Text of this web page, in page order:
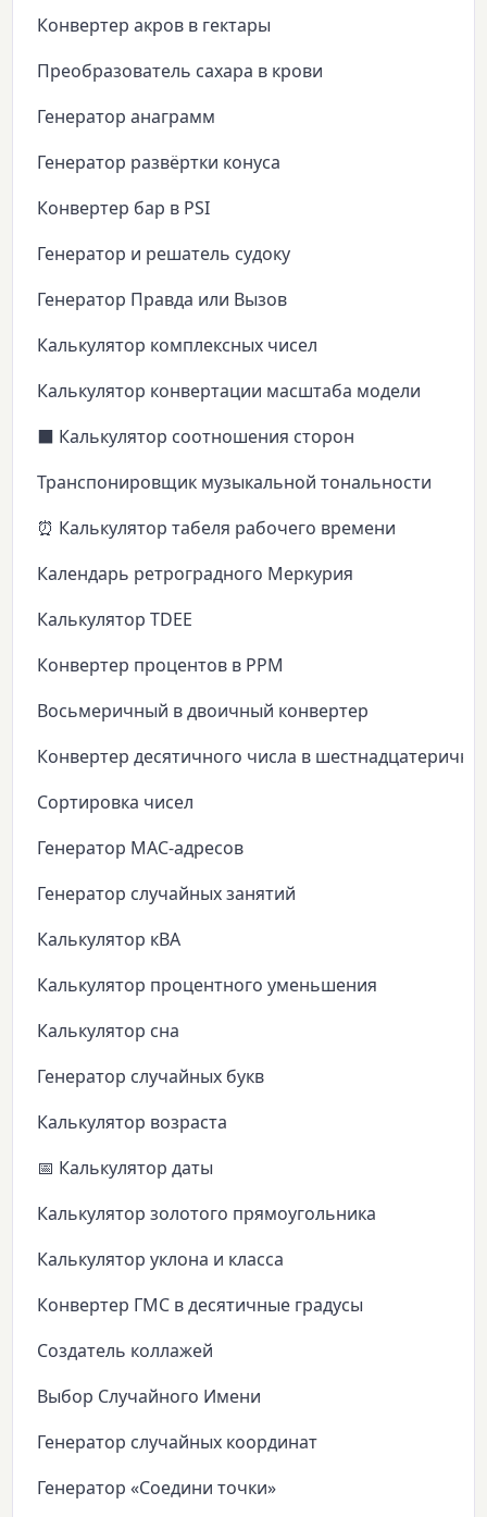
Конвертер акров в гектары
Преобразователь сахара в крови
Генератор анаграмм
Генератор развёртки конуса
Конвертер бар в PSI
Генератор и решатель судоку
Генератор Правда или Вызов
Калькулятор комплексных чисел
Калькулятор конвертации масштаба модели
⬛ Калькулятор соотношения сторон
Транспонировщик музыкальной тональности
⏰ Калькулятор табеля рабочего времени
Календарь ретроградного Меркурия
Калькулятор TDEE
Конвертер процентов в PPM
Восьмеричный в двоичный конвертер
Конвертер десятичного числа в
Сортировка чисел
Генератор MAC-адресов
Генератор случайных занятий
Калькулятор кВА
Калькулятор процентного уменьшения
Калькулятор сна
Генератор случайных букв
Калькулятор возраста
📅 Калькулятор даты
Калькулятор золотого прямоугольника
Калькулятор уклона и класса
Конвертер ГМС в десятичные градусы
Создатель коллажей
Выбор Случайного Имени
Генератор случайных координат
Генератор «Соедини точки»